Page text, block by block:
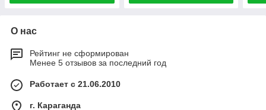
О нас
Рейтинг не сформирован
Менее 5 отзывов за последний год
Работает с 21.06.2010
г. Караганда